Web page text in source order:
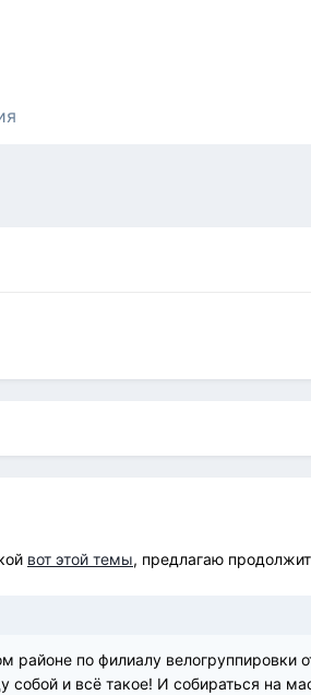
вот этой темы, предлагаю
по филиалу велогруппировки
и всё такое! И собираться на